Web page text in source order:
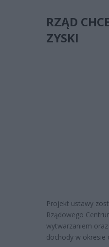
RZĄD
ZYSKI
Projekt ustawy
Rządowego
wytwarzaniem
dochody w okresie